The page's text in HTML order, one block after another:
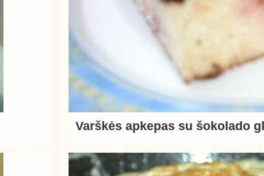
Varškės apkepas su šokolado